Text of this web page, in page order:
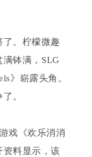
。柠檬微趣
钵满，SLG
》崭露头角。
。
戏《欢乐消消
资料显示，该